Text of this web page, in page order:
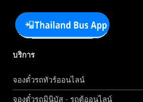
บริการ
จองตั๋วรถทัวร์ออนไลน์
จองตั๋วรถมินิบัส - รถตู้ออนไลน์